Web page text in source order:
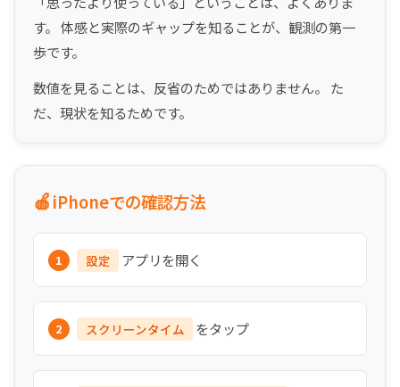
す。 体感と実際のギャップを知ることが、観測の第一
歩です。
数値を見ることは、反省のためではありません。 た
だ、現状を知るためです。
🍎iPhoneでの確認方法
設定 アプリを開く
スクリーンタイム をタップ